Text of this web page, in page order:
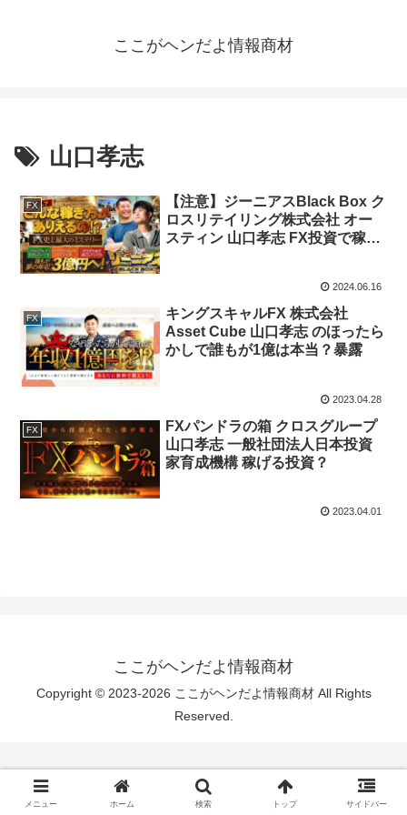
ここがヘンだよ情報商材
山口孝志
FX
【注意】ジーニアスBlack Box ク
ロスリテイリング株式会社 オー
スティン 山口孝志 FX投資で稼げ
2024.06.16
FX
キングスキャルFX 株式会社
Asset Cube 山口孝志 のほったら
かしで誰もが1億は本当？暴露
2023.04.28
FX
FXパンドラの箱 クロスグループ
山口孝志 一般社団法人日本投資
家育成機構 稼げる投資？
2023.04.01
ここがヘンだよ情報商材
Copyright © 2023-2026 ここがヘンだよ情報商材 All Rights
Reserved.
メニュー ホーム 検索 トップ サイドバー